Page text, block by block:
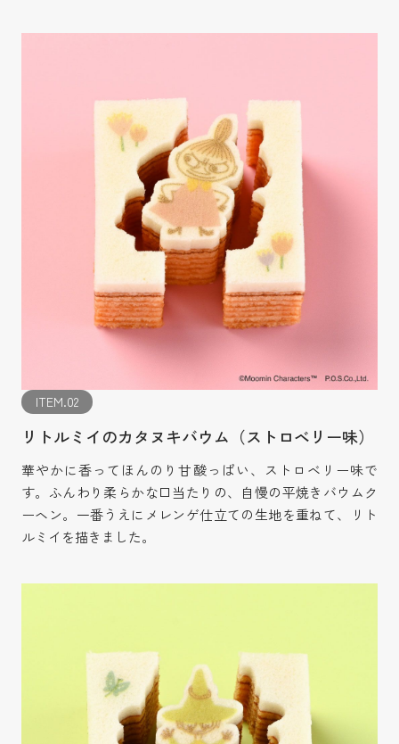
ITEM.02
リトルミイのカタヌキバウム（ストロベリー味）
華やかに香ってほんのり甘酸っぱい、ストロベリー味で
す。ふんわり柔らかな口当たりの、自慢の平焼きバウムク
ーヘン。一番うえにメレンゲ仕立ての生地を重ねて、リト
ルミイを描きました。